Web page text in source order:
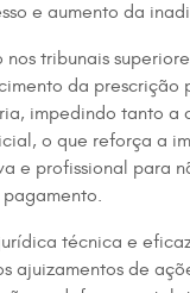
e aumento da
nos tribunais
da prescrição
impedindo tanto a
o que reforça a
e profissional para
técnica e
ajuizamentos de